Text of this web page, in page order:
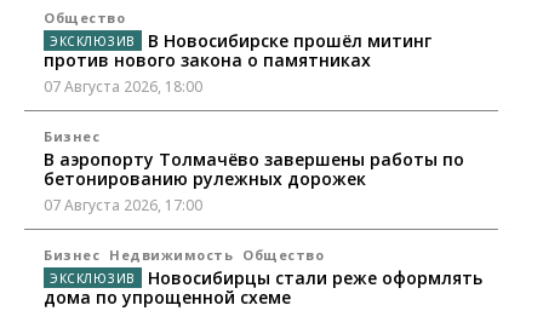
Общество
В Новосибирске прошёл митинг
против нового закона о памятниках
07 Августа 2026, 18:00
Бизнес
В аэропорту Толмачёво завершены работы по
бетонированию рулежных дорожек
07 Августа 2026, 17:00
Бизнес Недвижимость Общество
Новосибирцы стали реже оформлять
дома по упрощенной схеме